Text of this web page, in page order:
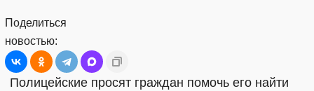
Поделиться
новостью:
Полицейские просят граждан помочь его найти